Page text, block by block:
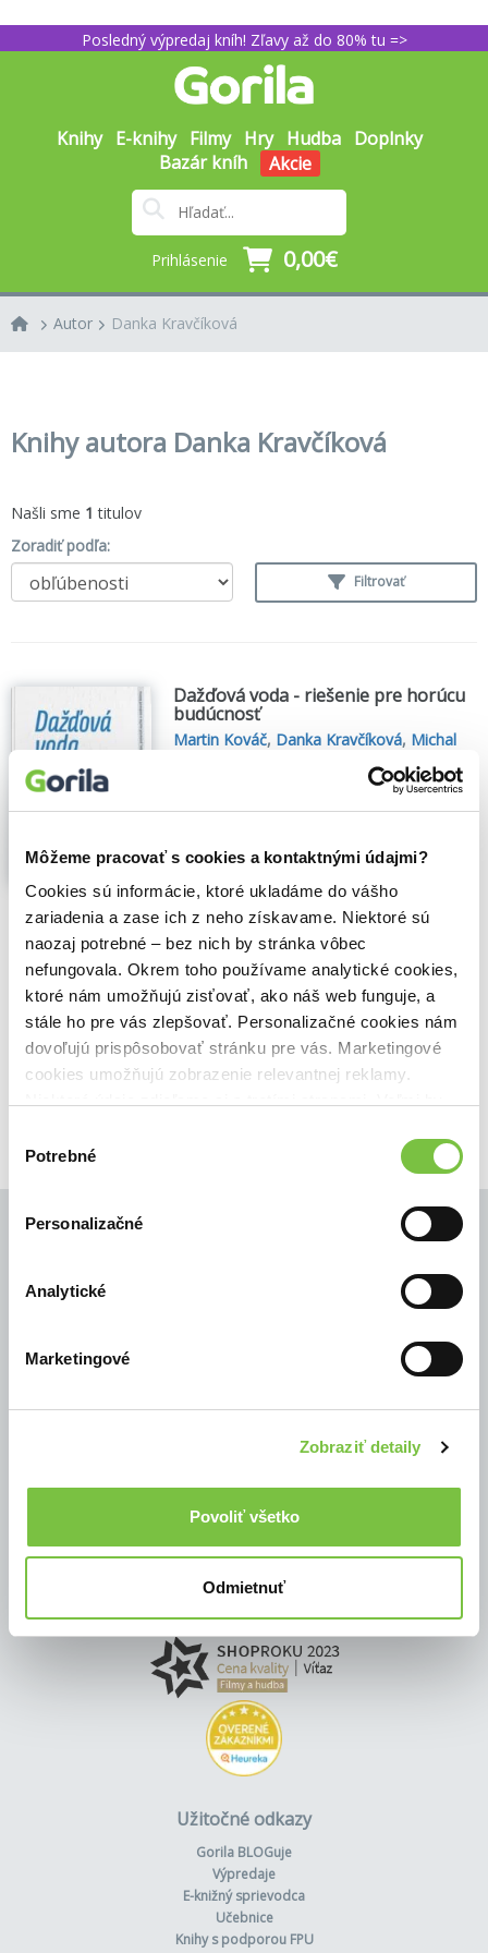
Môžeme pracovať s cookies a kontaktnými údajmi?
Cookies sú informácie, ktoré ukladáme do vášho
zariadenia a zase ich z neho získavame. Niektoré sú
naozaj potrebné – bez nich by stránka vôbec
nefungovala. Okrem toho používame analytické cookies,
ktoré nám umožňujú zisťovať, ako náš web funguje, a
stále ho pre vás zlepšovať. Personalizačné cookies nám
dovoľujú prispôsobovať stránku pre vás. Marketingové
cookies umožňujú zobrazenie relevantnej reklamy.
cookies.
súhlasu
Potrebné
Personalizačné
Analytické
Marketingové
Zobraziť detaily
Povoliť všetko
Odmietnuť
Posledný výpredaj kníh! Zľavy až do 80% tu =>
Knihy E-knihy Filmy Hry Hudba Doplnky
Bazár kníh
Akcie
Prihlásenie 0,00€
Autor Danka Kravčíková
Knihy autora Danka Kravčíková
Našli sme 1 titulov
Zoradiť podľa:
Filtrovať
Dažďová voda - riešenie pre horúcu
budúcnosť
Martin Kováč, Danka Kravčíková, Michal
Ako predísť záplavám, zmierniť sucho a
pôdnej vlahy, dopĺňa a obnovuje zásoby
podzemných vôd. Zároveň je súčasťou
malého obehu vody na pevnine, ktorý
prostredníctvom rastlín zabezpečuje
chladenie povrchu krajiny a stabilnejšiu
klímu. Nesprávne využívanie...Zobraziť viac
🌴 Máme na sklade, posielame ihneď.
34,90€ Do košíka
Užitočné odkazy
Gorila BLOGuje
Výpredaje
E-knižný sprievodca
Učebnice
Knihy s podporou FPU